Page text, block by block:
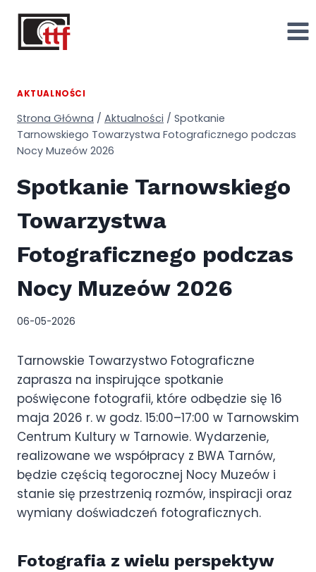
treści
AKTUALNOŚCI
Strona Główna / Aktualności / Spotkanie
Tarnowskiego Towarzystwa Fotograficznego podczas
Nocy Muzeów 2026
Spotkanie Tarnowskiego
Towarzystwa
Fotograficznego podczas
Nocy Muzeów 2026
06-05-2026
Tarnowskie Towarzystwo Fotograficzne
zaprasza na inspirujące spotkanie
poświęcone fotografii, które odbędzie się 16
maja 2026 r. w godz. 15:00–17:00 w Tarnowskim
Centrum Kultury w Tarnowie. Wydarzenie,
realizowane we współpracy z BWA Tarnów,
będzie częścią tegorocznej Nocy Muzeów i
stanie się przestrzenią rozmów, inspiracji oraz
wymiany doświadczeń fotograficznych.
Fotografia z wielu perspektyw